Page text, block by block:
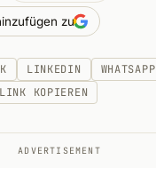
zu
LINKEDIN WHATSAPP
LINK KOPIEREN
ADVERTISEMENT